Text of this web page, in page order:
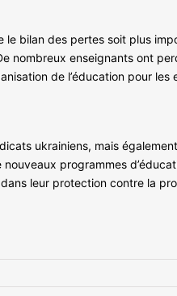
bilan des pertes soit plus
nombreux enseignants ont
de l’éducation pour
ukrainiens, mais
programmes
leur protection contre la